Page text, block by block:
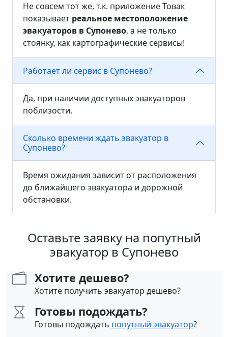
Не совсем тот же, т.к. приложение Товак
показывает реальное местоположение
эвакуаторов в Супонево, а не только
стоянку, как картографические сервисы!
Работает ли сервис в Супонево?
Да, при наличии доступных эвакуаторов
поблизости.
Сколько времени ждать эвакуатор в
Супонево?
Время ожидания зависит от расположения
до ближайшего эвакуатора и дорожной
обстановки.
Оставьте заявку на попутный
эвакуатор в Супонево
Хотите дешево?
Хотите получить эвакуатор дешево?
Готовы подождать?
Готовы подождать попутный эвакуатор?